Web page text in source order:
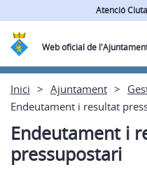
Atenció
Web oficial de
Inici Ajuntament
Endeutament i resultat
Endeutament i
pressupostari